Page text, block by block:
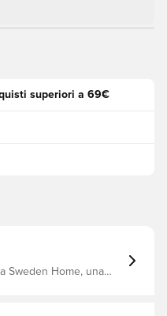
superiori a 69€
Sweden Home, una